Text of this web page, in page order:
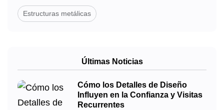
Estructuras metálicas
Últimas Noticias
Cómo los Detalles de Diseño
Influyen en la Confianza y Visitas
Recurrentes